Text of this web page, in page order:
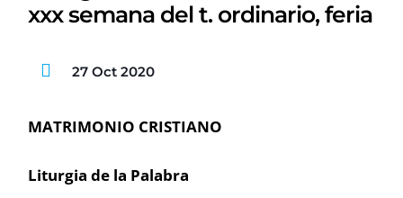
xxx semana del t. ordinario, feria
27 Oct 2020
MATRIMONIO CRISTIANO
Liturgia de la Palabra